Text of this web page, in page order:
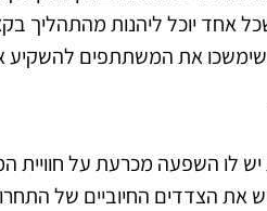
אחד יוכל ליהנות מהתהליך
שימשכו את המשתתפים
לו השפעה מכרעת על חוויית
את הצדדים החיוביים של